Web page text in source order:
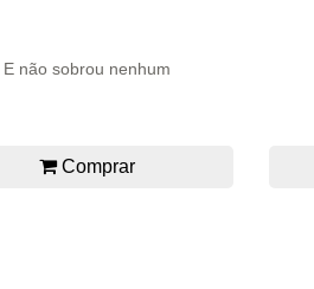
E não sobrou nenhum
Comprar